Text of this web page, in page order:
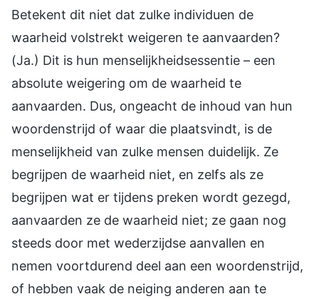
Betekent dit niet dat zulke individuen de
waarheid volstrekt weigeren te aanvaarden?
(Ja.) Dit is hun menselijkheidsessentie – een
absolute weigering om de waarheid te
aanvaarden. Dus, ongeacht de inhoud van hun
woordenstrijd of waar die plaatsvindt, is de
menselijkheid van zulke mensen duidelijk. Ze
begrijpen de waarheid niet, en zelfs als ze
begrijpen wat er tijdens preken wordt gezegd,
aanvaarden ze de waarheid niet; ze gaan nog
steeds door met wederzijdse aanvallen en
nemen voortdurend deel aan een woordenstrijd,
of hebben vaak de neiging anderen aan te